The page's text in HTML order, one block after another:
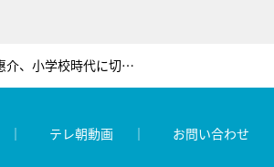
演歌界の貴公子・山内惠介、小学校時代に切ない“三角関係”を体験！
テレ朝動画 お問い合わせ